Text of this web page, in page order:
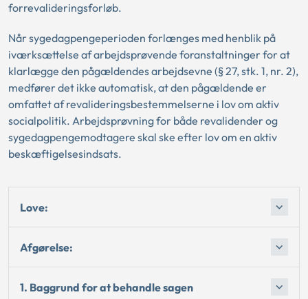
forrevalideringsforløb.
Når sygedagpengeperioden forlænges med henblik på
iværksættelse af arbejdsprøvende foranstaltninger for at
klarlægge den pågældendes arbejdsevne (§ 27, stk. 1, nr. 2),
medfører det ikke automatisk, at den pågældende er
omfattet af revalideringsbestemmelserne i lov om aktiv
socialpolitik. Arbejdsprøvning for både revalidender og
sygedagpengemodtagere skal ske efter lov om en aktiv
beskæftigelsesindsats.
Love:
Afgørelse:
1. Baggrund for at behandle sagen